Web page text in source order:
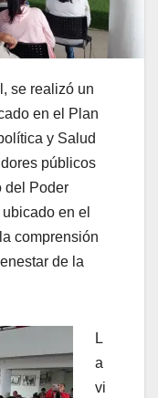
se realizó un
en el Plan
y Salud
públicos
del Poder
en el
comprensión
de la
L
a
vi